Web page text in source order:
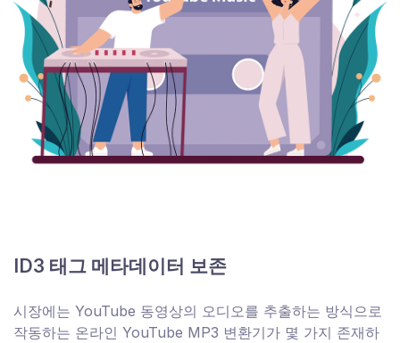
ID3 태그 메타데이터 보존
시장에는 YouTube 동영상의 오디오를 추출하는 방식으로
작동하는 온라인 YouTube MP3 변환기가 몇 가지 존재하